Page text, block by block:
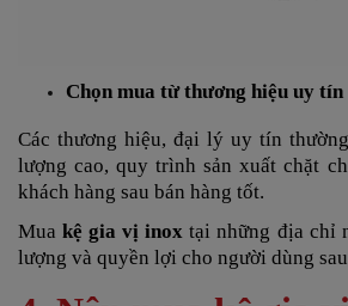
Chọn mua từ thương hiệu uy tín
Các thương hiệu, đại lý uy tín
lượng cao, quy trình sản xuất chặt
khách hàng sau bán hàng tốt.
Muakệ gia vị inoxtại những địa chỉ
lượng và quyền lợi cho người dùng